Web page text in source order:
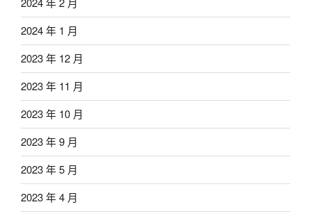
2024 年 1 月
2023 年 12 月
2023 年 11 月
2023 年 10 月
2023 年 9 月
2023 年 5 月
2023 年 4 月